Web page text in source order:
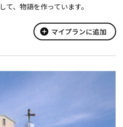
て、物語を作っています。
ｍ）に釣鐘を配しています。この
add_circle マイプランに追加